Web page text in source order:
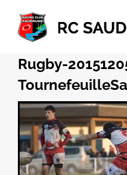
Passer
contenu
Rugby-